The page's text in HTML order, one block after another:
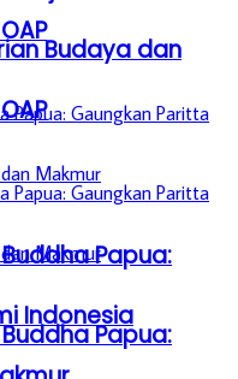
Papua:
Indonesia
Budaya dan
Papua: